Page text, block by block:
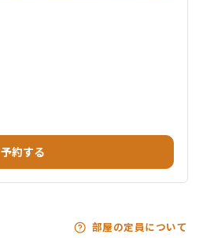
予約する
部屋の定員について